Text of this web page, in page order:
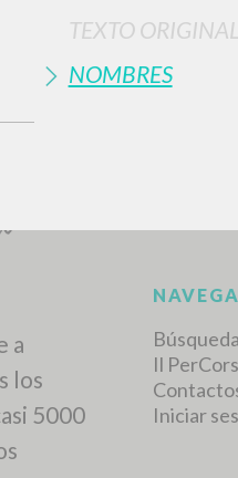
TEXTO ORIGINAL
NOMBRES